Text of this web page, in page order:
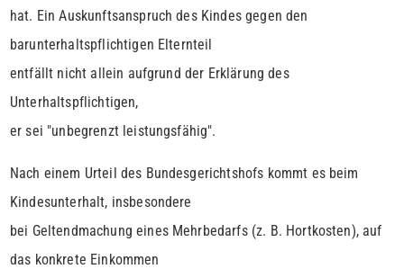
hat. Ein Auskunftsanspruch des Kindes gegen den
barunterhaltspflichtigen Elternteil
entfällt nicht allein aufgrund der Erklärung des
Unterhaltspflichtigen,
er sei "unbegrenzt leistungsfähig".
Nach einem Urteil des Bundesgerichtshofs kommt es beim
Kindesunterhalt, insbesondere
bei Geltendmachung eines Mehrbedarfs (z. B. Hortkosten), auf
das konkrete Einkommen